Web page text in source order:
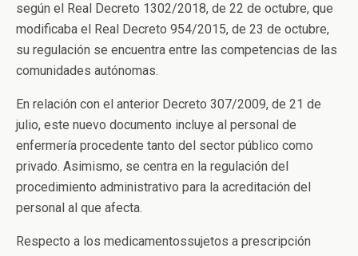
según el Real Decreto 1302/2018, de 22 de octubre, que
modificaba el Real Decreto 954/2015, de 23 de octubre,
su regulación se encuentra entre las competencias de las
comunidades autónomas.
En relación con el anterior Decreto 307/2009, de 21 de
julio, este nuevo documento incluye al personal de
enfermería procedente tanto del sector público como
privado. Asimismo, se centra en la regulación del
procedimiento administrativo para la acreditación del
personal al que afecta.
Respecto a los medicamentossujetos a prescripción